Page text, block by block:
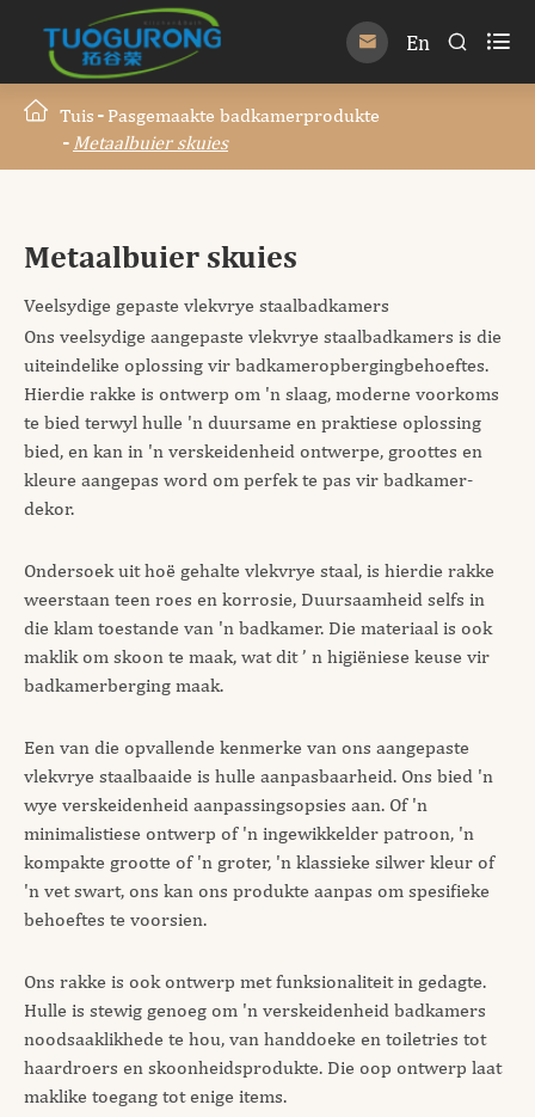
 En  
Tuis
Pasgemaakte badkamerprodukte
Metaalbuier skuies
Metaalbuier skuies
Veelsydige gepaste vlekvrye staalbadkamers
Ons veelsydige aangepaste vlekvrye staalbadkamers is die
uiteindelike oplossing vir badkameropbergingbehoeftes.
Hierdie rakke is ontwerp om 'n slaag, moderne voorkoms
te bied terwyl hulle 'n duursame en praktiese oplossing
bied, en kan in 'n verskeidenheid ontwerpe, groottes en
kleure aangepas word om perfek te pas vir badkamer-
dekor.
Ondersoek uit hoë gehalte vlekvrye staal, is hierdie rakke
weerstaan teen roes en korrosie, Duursaamheid selfs in
die klam toestande van 'n badkamer. Die materiaal is ook
maklik om skoon te maak, wat dit ’ n higiëniese keuse vir
badkamerberging maak.
Een van die opvallende kenmerke van ons aangepaste
vlekvrye staalbaaide is hulle aanpasbaarheid. Ons bied 'n
wye verskeidenheid aanpassingsopsies aan. Of 'n
minimalistiese ontwerp of 'n ingewikkelder patroon, 'n
kompakte grootte of 'n groter, 'n klassieke silwer kleur of
'n vet swart, ons kan ons produkte aanpas om spesifieke
behoeftes te voorsien.
Ons rakke is ook ontwerp met funksionaliteit in gedagte.
Hulle is stewig genoeg om 'n verskeidenheid badkamers
noodsaaklikhede te hou, van handdoeke en toiletries tot
haardroers en skoonheidsprodukte. Die oop ontwerp laat
maklike toegang tot enige items.